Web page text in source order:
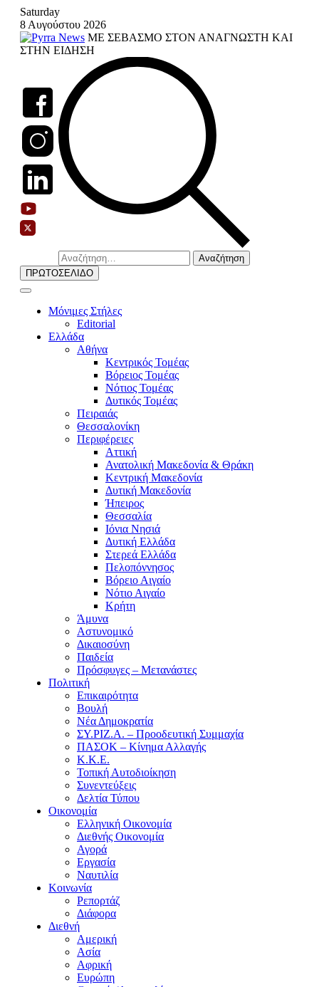
Skip
content
Saturday
8 Αυγούστου 2026
ΜΕ ΣΕΒΑΣΜΟ ΣΤΟΝ ΑΝΑΓΝΩΣΤΗ ΚΑΙ
ΣΤΗΝ ΕΙΔΗΣΗ
Αναζήτηση
για:
ΠΡΩΤΟΣΕΛΙΔΟ
Μόνιμες Στήλες
Editorial
Ελλάδα
Αθήνα
Κεντρικός Τομέας
Βόρειος Τομέας
Νότιος Τομέας
Δυτικός Τομέας
Πειραιάς
Θεσσαλονίκη
Περιφέρειες
Αττική
Ανατολική Μακεδονία & Θράκη
Κεντρική Μακεδονία
Δυτική Μακεδονία
Ήπειρος
Θεσσαλία
Ιόνια Νησιά
Δυτική Ελλάδα
Στερεά Ελλάδα
Πελοπόννησος
Βόρειο Αιγαίο
Νότιο Αιγαίο
Κρήτη
Άμυνα
Αστυνομικό
Δικαιοσύνη
Παιδεία
Πρόσφυγες – Μετανάστες
Πολιτική
Επικαιρότητα
Βουλή
Νέα Δημοκρατία
ΣΥ.ΡΙΖ.Α. – Προοδευτική Συμμαχία
ΠΑΣΟΚ – Κίνημα Αλλαγής
Κ.Κ.Ε.
Τοπική Αυτοδιοίκηση
Συνεντεύξεις
Δελτία Τύπου
Οικονομία
Ελληνική Οικονομία
Διεθνής Οικονομία
Αγορά
Εργασία
Ναυτιλία
Κοινωνία
Ρεπορτάζ
Διάφορα
Διεθνή
Αμερική
Ασία
Αφρική
Ευρώπη